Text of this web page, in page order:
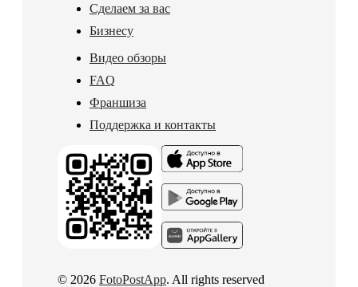
Сделаем за вас
Бизнесу
Видео обзоры
FAQ
Франшиза
Поддержка и контакты
© 2026 FotoPostApp. All rights reserved